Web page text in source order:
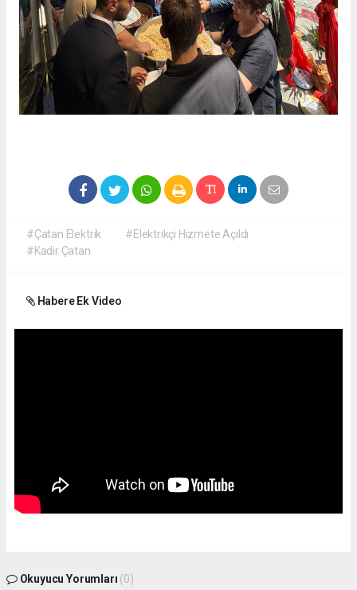
#Çatan Elektrik
#Elektrikçi Hizmete Açıldı
#Kadir Çatan
Habere Ek Video
Okuyucu Yorumları (0)